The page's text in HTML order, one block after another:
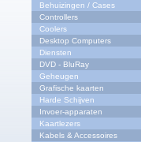
Behuizingen / Cases
Controllers
Coolers
Desktop Computers
Diensten
DVD - BluRay
Geheugen
Grafische kaarten
Harde Schijven
Invoer-apparaten
Kaartlezers
Kabels & Accessoires